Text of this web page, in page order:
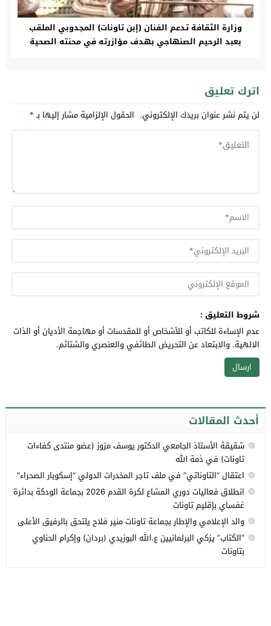
وزارة الثقافة تدعم الفنان (إبن تاونات) المجدوبي الملقب
بعبد الرحيم الصنهاجي بهدف مؤازرته في محنته الصحية
اترك تعليق
لن يتم نشر عنوان بريدك الإلكتروني. الحقول الإلزامية مشار إليها بـ*
شروط التعليق :
عدم الإساءة للكاتب أو للأشخاص أو للمقدسات أو مهاجمة الأديان أو الذات
الالهية. والابتعاد عن التحريض الطائفي والعنصري والشتائم.
أحدث المقالات
شقيقة الأستاذ الجامعي الدكتور يوسف مزوز (عضو منتدى كفاءات
تاونات) في ذمة الله
اعتقال “التاوناتي” في ملف تاجر المخدرات الدولي “إسكوبار الصحراء”
انطلاق فعاليات دوري المشاع لكرة القدم 2026 بجماعة الودكة بدائرة
غفساي بإقليم تاونات
والد الإعلامي والإطار بجماعة تاونات منير فلاح يلتحق بالرفيق الأعلى
“الكتاب” يزكي البرلمانيين ع.الله البوزيدي (بردان) وإكرام الحناوي
بتاونات